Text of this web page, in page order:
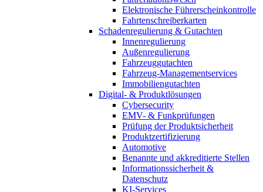
Elektronische Führerscheinkontrolle
Fahrtenschreiberkarten
Schadenregulierung & Gutachten
Innenregulierung
Außenregulierung
Fahrzeuggutachten
Fahrzeug-Managementservices
Immobiliengutachten
Digital- & Produktlösungen
Cybersecurity
EMV- & Funkprüfungen
Prüfung der Produktsicherheit
Produktzertifizierung
Automotive
Benannte und akkreditierte Stellen
Informationssicherheit &
Datenschutz
KI-Services